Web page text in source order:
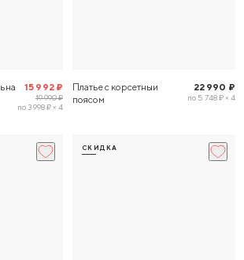
15 992 ₽
19 990 ₽
по 3 998 ₽ × 4
Платье с корсетныи
поясом
22 990 ₽
по 5 748 ₽ × 4
СКИДКА